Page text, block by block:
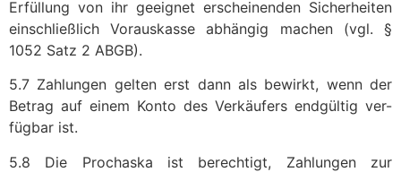
Erfüllung von ihr geeignet erscheinenden Sicherheiten
einschließlich Vorauskasse abhängig machen (vgl. §
1052 Satz 2 ABGB).
5.7 Zahlungen gelten erst dann als bewirkt, wenn der
Betrag auf einem Konto des Verkäufers endgültig ver-
fügbar ist.
5.8 Die Prochaska ist berechtigt, Zahlungen zur